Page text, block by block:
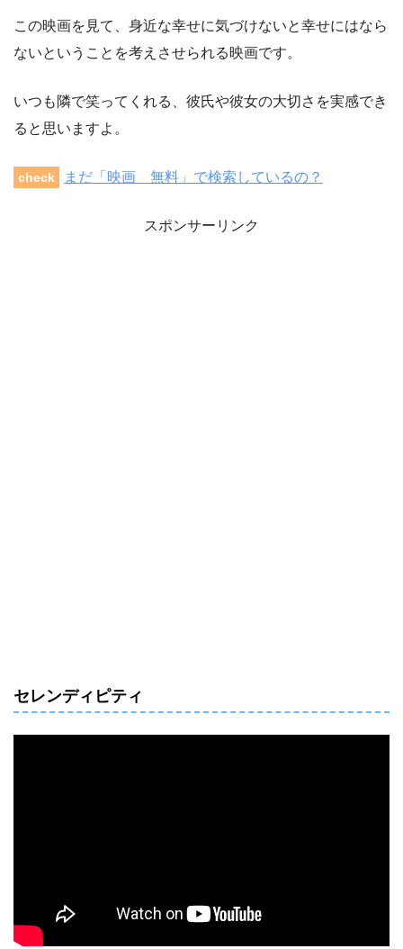
この映画を見て、身近な幸せに気づけないと幸せにはなら
ないということを考えさせられる映画です。
いつも隣で笑ってくれる、彼氏や彼女の大切さを実感でき
ると思いますよ。
check まだ「映画 無料」で検索しているの？
スポンサーリンク
セレンディピティ